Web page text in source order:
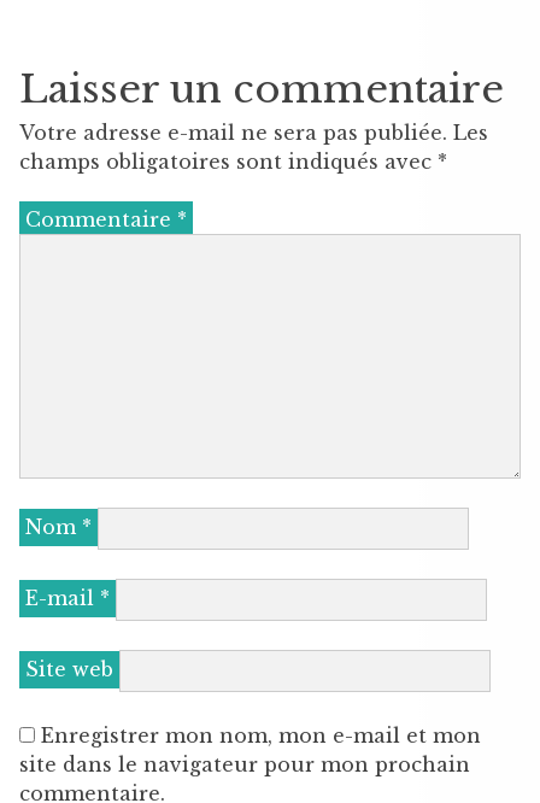
Laisser un commentaire
Votre adresse e-mail ne sera pas publiée. Les
champs obligatoires sont indiqués avec *
Commentaire *
Nom *
E-mail *
Site web
Enregistrer mon nom, mon e-mail et mon
site dans le navigateur pour mon prochain
commentaire.